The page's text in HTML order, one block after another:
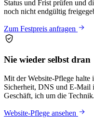
Status und Frist prüfen und
noch nicht endgültig
Zum Festpreis anfragen
Nie wieder selbst dran
Mit der Website-Pflege halte
Sicherheit, DNS und E-Mail
Geschäft, ich um die Technik.
Website-Pflege ansehen